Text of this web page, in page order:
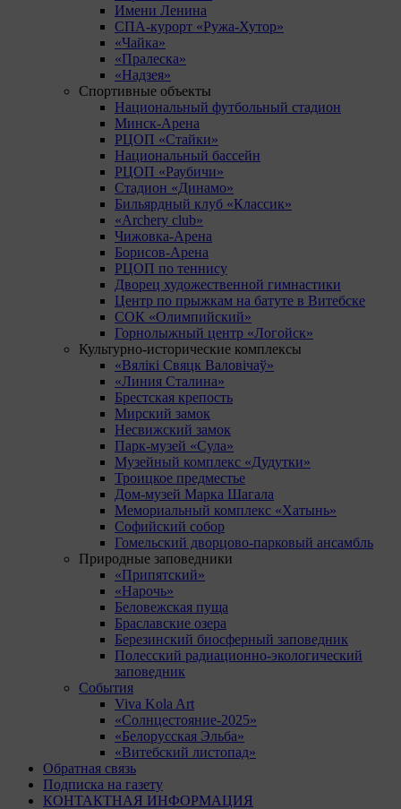
Имени Ленина
СПА-курорт «Ружа-Хутор»
«Чайка»
«Пралеска»
«Надзея»
Спортивные объекты
Национальный футбольный стадион
Минск-Арена
РЦОП «Стайки»
Национальный бассейн
РЦОП «Раубичи»
Стадион «Динамо»
Бильярдный клуб «Классик»
«Archery club»
Чижовка-Арена
Борисов-Арена
РЦОП по теннису
Дворец художественной гимнастики
Центр по прыжкам на батуте в Витебске
СОК «Олимпийский»
Горнолыжный центр «Логойск»
Культурно-исторические комплексы
«Вялікі Свяцк Валовічаў»
«Линия Сталина»
Брестская крепость
Мирский замок
Несвижский замок
Парк-музей «Сула»
Музейный комплекс «Дудутки»
Троицкое предместье
Дом-музей Марка Шагала
Мемориальный комплекс «Хатынь»
Софийский собор
Гомельский дворцово-парковый ансамбль
Природные заповедники
«Припятский»
«Нарочь»
Беловежская пуща
Браславские озера
Березинский биосферный заповедник
Полесский радиационно-экологический
заповедник
События
Viva Kola Art
«Солнцестояние-2025»
«Белорусская Эльба»
«Витебский листопад»
Обратная связь
Подписка на газету
КОНТАКТНАЯ ИНФОРМАЦИЯ